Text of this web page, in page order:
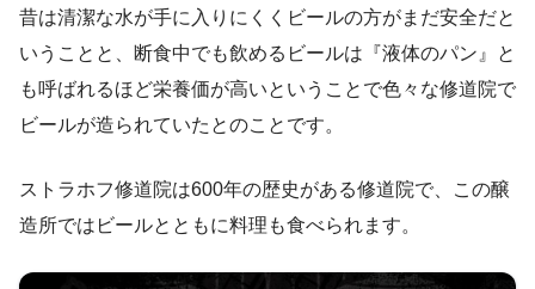
昔は清潔な水が手に入りにくくビールの方がまだ安全だと
いうことと、断食中でも飲めるビールは『液体のパン』と
も呼ばれるほど栄養価が高いということで色々な修道院で
ビールが造られていたとのことです。
ストラホフ修道院は600年の歴史がある修道院で、この醸
造所ではビールとともに料理も食べられます。